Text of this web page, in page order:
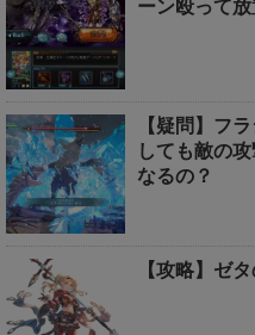
ーン殴って
【疑問】フ
しても敵の
なるの？
【攻略】ゼ